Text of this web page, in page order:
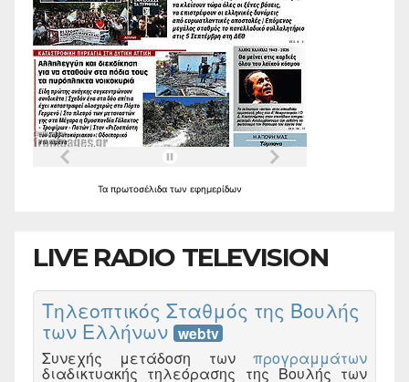
Τα πρωτοσέλιδα των εφημερίδων
LIVE RADIO TELEVISION